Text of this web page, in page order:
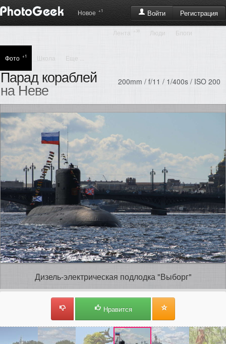
Войти Регистрация
Новое +1
Лента Люди Блоги
Фото +1 Школа Еще ...
Парад кораблей
на Неве
200mm / f/11 / 1/400s / ISO 200
Дизель-электрическая подлодка "Выборг"
Нравится